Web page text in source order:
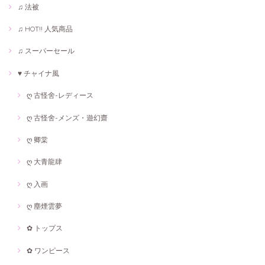
♫ 法被
♫ HOT!! 人気商品
♫ スーパーセール
♥ チャイナ風
ღ 古怪舍-レディース
ღ 古怪舍-メンズ・遊幻齋
ღ 卿棠
ღ 大青龍肆
ღ 入画
ღ 塵煙雲夢
✿ トップス
✿ ワンピース